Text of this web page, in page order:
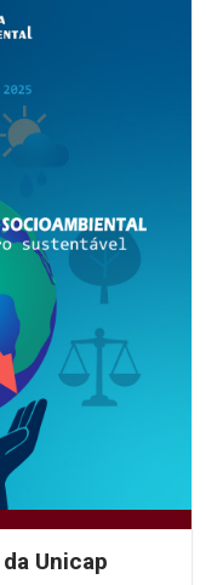
Unicap